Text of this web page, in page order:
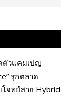
ตัวแคมเปญ
รุกตลาด
จทย์สาย Hybrid